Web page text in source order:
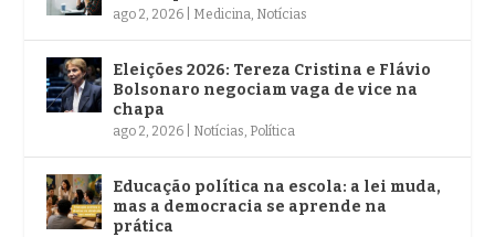
ago 2, 2026 Medicina Notícias
Eleições 2026: Tereza Cristina e Flávio
Bolsonaro negociam vaga de vice na
chapa
ago 2, 2026 Notícias Política
Educação política na escola: a lei muda,
mas a democracia se aprende na
prática